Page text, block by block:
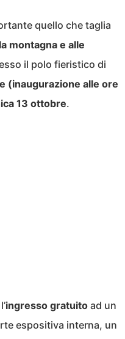
quello che taglia
montagna e alle
il polo fieristico di
(inaugurazione alle ore
13 ottobre.
ingresso gratuito ad un
espositiva interna, un